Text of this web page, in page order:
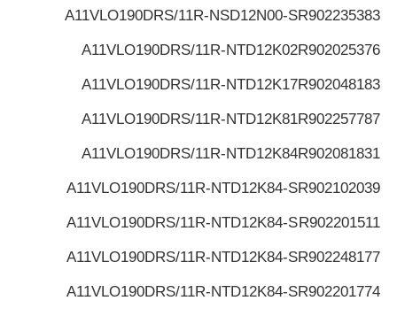
R902235383
A11VLO190DRS/11R-NSD12N00-S
R902025376
A11VLO190DRS/11R-NTD12K02
R902048183
A11VLO190DRS/11R-NTD12K17
R902257787
A11VLO190DRS/11R-NTD12K81
R902081831
A11VLO190DRS/11R-NTD12K84
R902102039
A11VLO190DRS/11R-NTD12K84-S
R902201511
A11VLO190DRS/11R-NTD12K84-S
R902248177
A11VLO190DRS/11R-NTD12K84-S
R902201774
A11VLO190DRS/11R-NTD12K84-S